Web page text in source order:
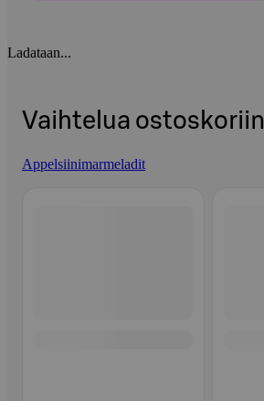
Ladataan...
Vaihtelua ostoskoriin
Appelsiinimarmeladit